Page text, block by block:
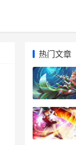
热门文章